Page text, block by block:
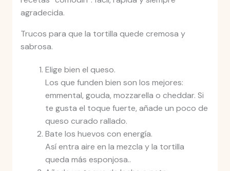
agradecida.
Trucos para que la tortilla quede cremosa y
sabrosa.
Elige bien el queso.
Los que funden bien son los mejores:
emmental, gouda, mozzarella o cheddar. Si
te gusta el toque fuerte, añade un poco de
queso curado rallado.
Bate los huevos con energía.
Así entra aire en la mezcla y la tortilla
queda más esponjosa..